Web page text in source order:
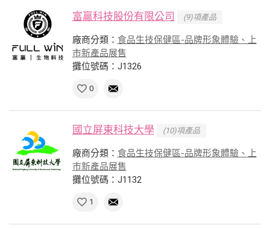
富贏科技股份有限公司 (9)項產品
廠商分類： 食品生技保健區-品牌形象體驗、上
市新產品展售
攤位號碼：J1326
0
國立屏東科技大學 (10)項產品
廠商分類： 食品生技保健區-品牌形象體驗、上
市新產品展售
攤位號碼：J1132
1